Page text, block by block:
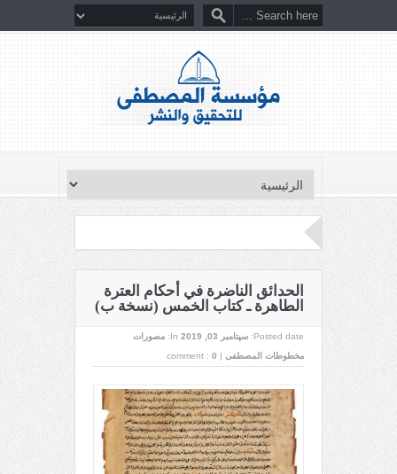
الحدائق الناضرة في أحكام العترة
الطاهرة ـ كتاب الخمس (نسخة ب)
Posted date: سپتامبر 03, 2019 In:
مصورات
مخطوطات المصطفى |
comment : 0